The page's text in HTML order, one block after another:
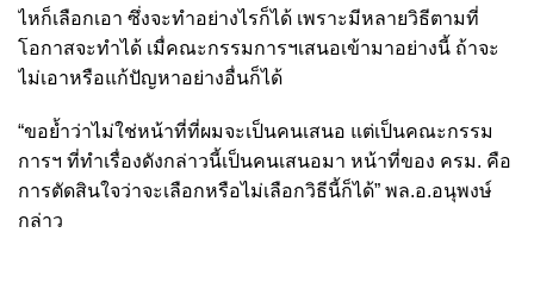
ไหก็เลือกเอา ซึ่งจะทำอย่างไรก็ได้ เพราะมีหลายวิธีตามที่
โอกาสจะทำได้ เมื่คณะกรรมการฯเสนอเข้ามาอย่างนี้ ถ้าจะ
ไม่เอาหรือแก้ปัญหาอย่างอื่นก็ได้
“ขอย้ำว่าไม่ใช่หน้าที่ที่ผมจะเป็นคนเสนอ แต่เป็นคณะกรรม
การฯ ที่ทำเรื่องดังกล่าวนี้เป็นคนเสนอมา หน้าที่ของ ครม. คือ
การตัดสินใจว่าจะเลือกหรือไม่เลือกวิธีนี้ก็ได้” พล.อ.อนุพงษ์
กล่าว